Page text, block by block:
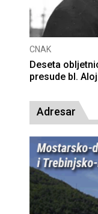
CNAK
Deseta
presude bl.
Adresar